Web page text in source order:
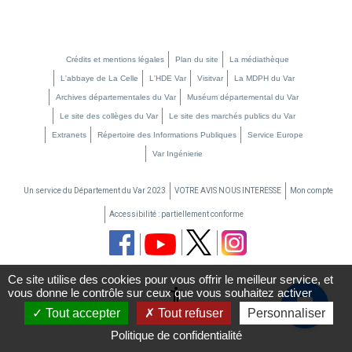
Crédits et mentions légales Plan du site La médiathèque
L'abbaye de La Celle L'HDE Var Visitvar La MDPH du Var
Archives départementales du Var Muséum départemental du Var
Le site des collèges du Var Le site des marchés publics du Var
Extranets Répertoire des Informations Publiques Service Europe
Var Ingénierie
Un service du Département du Var 2023 VOTRE AVIS NOUS INTERESSE Mon compte
Accessibilité : partiellement conforme
settings_accessibility chat_bubble
Ce site utilise des cookies pour vous offrir le meilleur service, et
vous donne le contrôle sur ceux que vous souhaitez activer
Tout accepter
Tout refuser
Personnaliser
Politique de confidentialité